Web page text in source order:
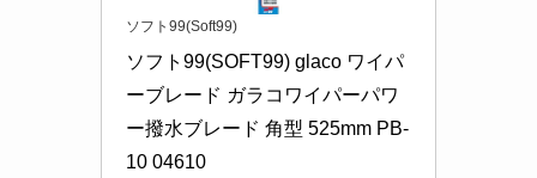
ソフト99(Soft99)
ソフト99(SOFT99) glaco ワイパ
ーブレード ガラコワイパーパワ
ー撥水ブレード 角型 525mm PB-
10 04610